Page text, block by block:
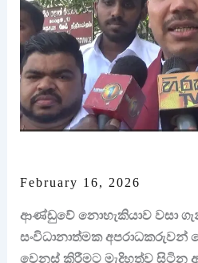
February 16, 2026
ආණ්ඩුවේ නොහැකියාව වසා
සංවිධානාත්මක අපරාධකරුවන්
වෙනස් කිරීමට මැදිහත්ව සිටින